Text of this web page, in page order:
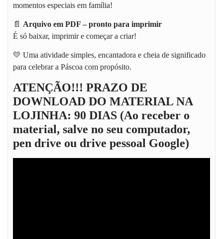
momentos especiais em família!
📄 Arquivo em PDF – pronto para imprimir
É só baixar, imprimir e começar a criar!
💛 Uma atividade simples, encantadora e cheia de significado
para celebrar a Páscoa com propósito.
ATENÇÃO!!! PRAZO DE
DOWNLOAD DO MATERIAL NA
LOJINHA: 90 DIAS (Ao receber o
material, salve no seu computador,
pen drive ou drive pessoal Google)